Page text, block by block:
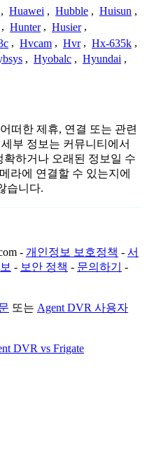
, Huawei , Hubble , Huisun ,
, Hunter , Husier ,
, Hvcam , Hvr , Hx-635k ,
, Hyobalc , Hyundai ,
떠한 제휴, 연결 또는 관련
부 정보는 커뮤니티에서
하거나 오래된 정보일 수
라에 연결할 수 있는지에
습니다.
- 개인정보 보호정책 - 서
- 보안 정책 - 문의하기
-
또는 Agent DVR 사용자
DVR vs Frigate